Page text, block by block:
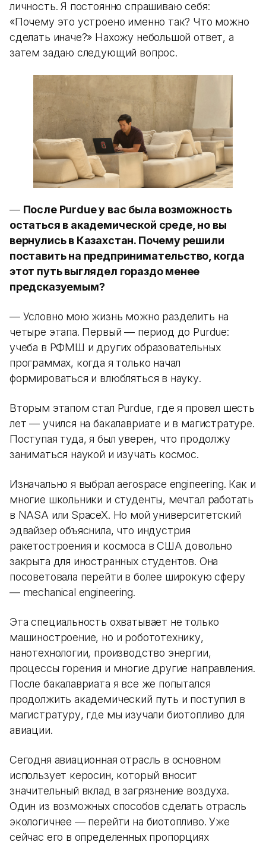
личность. Я постоянно спрашиваю себя:
«Почему это устроено именно так? Что можно
сделать иначе?» Нахожу небольшой ответ, а
затем задаю следующий вопрос.
— После Purdue у вас была возможность
остаться в академической среде, но вы
вернулись в Казахстан. Почему решили
поставить на предпринимательство, когда
этот путь выглядел гораздо менее
предсказуемым?
— Условно мою жизнь можно разделить на
четыре этапа. Первый — период до Purdue:
учеба в РФМШ и других образовательных
программах, когда я только начал
формироваться и влюбляться в науку.
Вторым этапом стал Purdue, где я провел шесть
лет — учился на бакалавриате и в магистратуре.
Поступая туда, я был уверен, что продолжу
заниматься наукой и изучать космос.
Изначально я выбрал aerospace engineering. Как и
многие школьники и студенты, мечтал работать
в NASA или SpaceX. Но мой университетский
эдвайзер объяснила, что индустрия
ракетостроения и космоса в США довольно
закрыта для иностранных студентов. Она
посоветовала перейти в более широкую сферу
— mechanical engineering.
Эта специальность охватывает не только
машиностроение, но и робототехнику,
нанотехнологии, производство энергии,
процессы горения и многие другие направления.
После бакалавриата я все же попытался
продолжить академический путь и поступил в
магистратуру, где мы изучали биотопливо для
авиации.
Сегодня авиационная отрасль в основном
использует керосин, который вносит
значительный вклад в загрязнение воздуха.
Один из возможных способов сделать отрасль
экологичнее — перейти на биотопливо. Уже
сейчас его в определенных пропорциях